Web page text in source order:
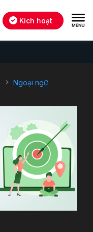
Kích hoạt
Ngoại ngữ